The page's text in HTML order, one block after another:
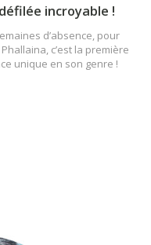
incroyable !
d’absence, pour
c’est la première
unique en son genre !